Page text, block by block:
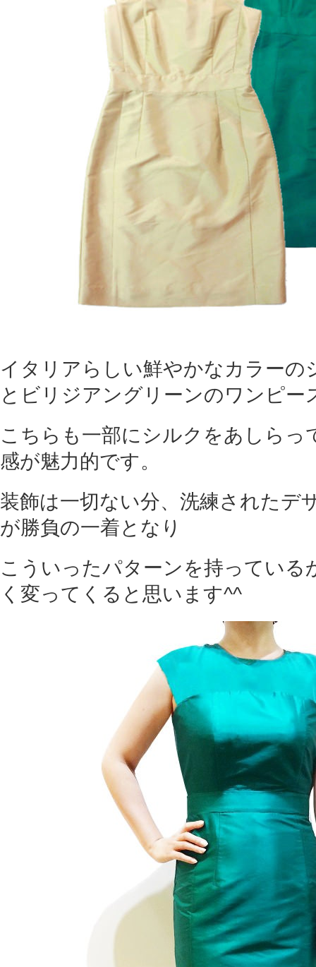
イタリアらしい鮮やかなカラーの
とビリジアングリーンのワンピー
こちらも一部にシルクをあしらっ
感が魅力的です。
装飾は一切ない分、洗練されたデ
が勝負の一着となり
こういったパターンを持っている
く変ってくると思います^^